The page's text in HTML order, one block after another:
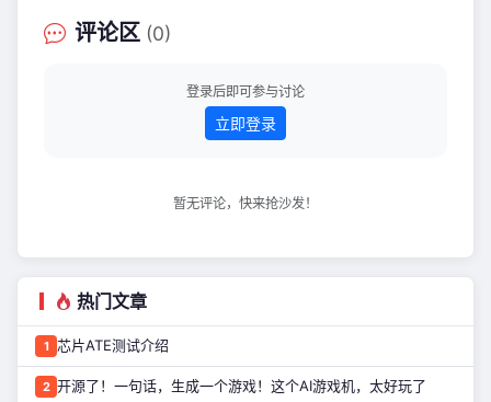
ESP32-C3内置的 RMT 进行 SK6812 的
控制，毕竟有现成的示例 前言 1、
评论区 (0)
登录后即可参与讨论
立即登录
暂无评论，快来抢沙发！
热门文章
1 芯片ATE测试介绍
2 开源了！一句话，生成一个游戏！这个AI游戏机，太好玩了